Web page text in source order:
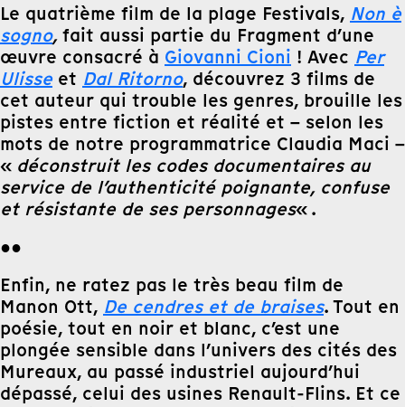
Le quatrième film de la plage Festivals, Non è
sogno,fait aussi partie du Fragment d’une
œuvre consacré à Giovanni Cioni ! Avec Per
Ulisseet Dal Ritorno, découvrez 3 films de
cet auteur qui trouble les genres, brouille les
pistes entre fiction et réalité et – selon les
mots de notre programmatrice Claudia Maci –
« déconstruit les codes documentaires au
service de l’authenticité poignante, confuse
et résistante de ses personnages« .
●●
Enfin, ne ratez pas le très beau film de
Manon Ott, De cendres et de braises. Tout en
poésie, tout en noir et blanc, c’est une
plongée sensible dans l’univers des cités des
Mureaux, au passé industriel aujourd’hui
dépassé, celui des usines Renault-Flins. Et ce